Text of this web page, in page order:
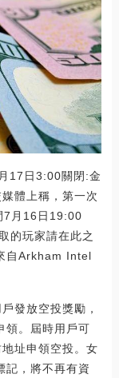
17日3:00關閉:金
體上稱，第一次
7月16日19:00
的玩家請在此之
自Arkham Intel
發放空投獎勵，
領。屆時用戶可
址申領空投。女
記，將不再有資